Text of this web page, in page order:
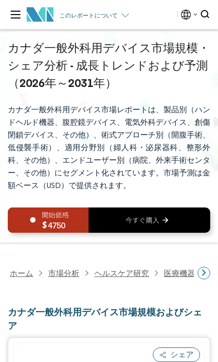
このレポートについて
カナダ一般外科用デバイス市場規模・
シェア分析 - 成長トレンドおよび予測
（2026年～2031年）
カナダ一般外科用デバイス市場レポートは、製品別（ハン
ドヘルド機器、腹腔鏡デバイス、電気外科デバイス、創傷
閉鎖デバイス、その他）、術式アプローチ別（開腹手術、
低侵襲手術）、適用分野別（婦人科・泌尿器科、整形外
科、その他）、エンドユーザー別（病院、外来手術センタ
ー、その他）にセグメント化されています。市場予測は金
額ベース（USD）で提供されます。
4750
ホーム 市場分析 ヘルスケア研究 医療機器研究
カナダ一般外科用デバイス市場規模およびシェ
ア
シェア